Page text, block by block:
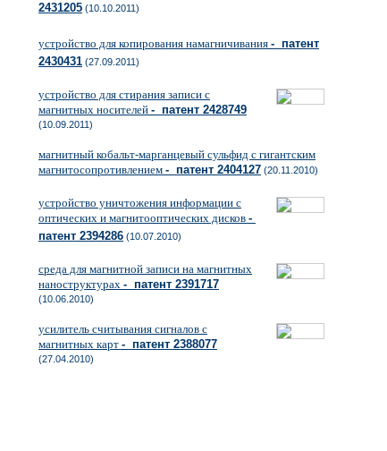
2431205 (10.10.2011)
устройство для копирования намагничивания - патент
2430431 (27.09.2011)
устройство для стирания записи с
магнитных носителей - патент 2428749
(10.09.2011)
магнитный кобальт-марганцевый сульфид с гигантским
магнитосопротивлением - патент 2404127 (20.11.2010)
устройство уничтожения информации с
оптических и магнитооптических дисков -
патент 2394286 (10.07.2010)
среда для магнитной записи на магнитных
наноструктурах - патент 2391717
(10.06.2010)
усилитель считывания сигналов с
магнитных карт - патент 2388077
(27.04.2010)